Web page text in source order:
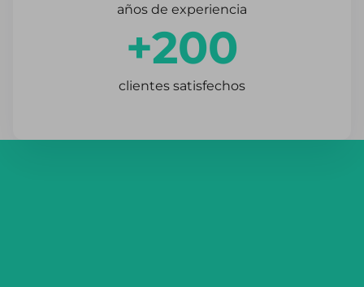
años de experiencia
+200
clientes satisfechos